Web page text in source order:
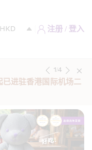
注册 / 登入
进驻香港国际机场二
1/4